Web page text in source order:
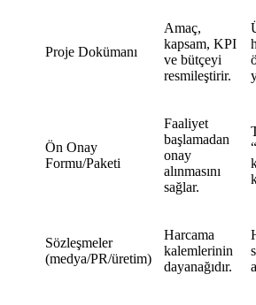
Proje Dokümanı
Amaç,
kapsam, KPI
ve bütçeyi
resmileştirir.
Ön Onay
Formu/Paketi
Faaliyet
başlamadan
onay
alınmasını
sağlar.
Sözleşmeler
(medya/PR/üretim)
Harcama
kalemlerinin
dayanağıdır.